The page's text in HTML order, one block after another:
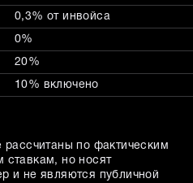
0,3% от инвойса
0%
20%
10% включено
рассчитаны по фактическим
ставкам, но носят
и не являются публичной